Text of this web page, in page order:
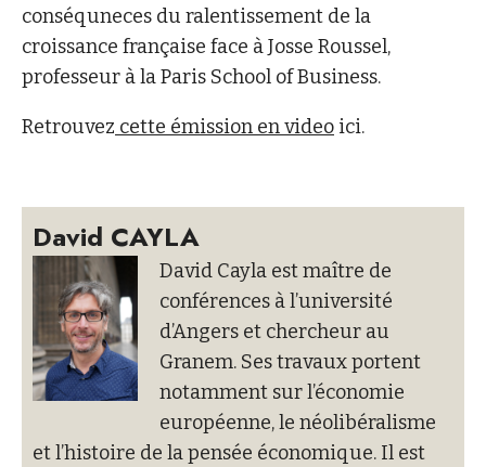
conséquneces du ralentissement de la
croissance française face à Josse Roussel,
professeur à la Paris School of Business.
Retrouvez cette émission en video ici.
David CAYLA
David Cayla est maître de
conférences à l’université
d’Angers et chercheur au
Granem. Ses travaux portent
notamment sur l’économie
européenne, le néolibéralisme
et l’histoire de la pensée économique. Il est